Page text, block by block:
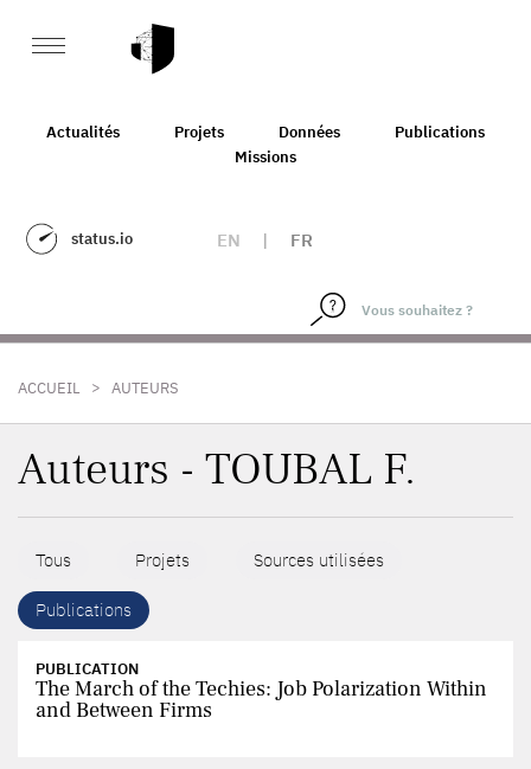
Actualités Projets Données
Publications
Missions
status.io EN | FR
ACCUEIL > AUTEURS
Auteurs - TOUBAL F.
Tous Projets Sources utilisées
Publications
PUBLICATION
The March of the Techies: Job Polarization Within
and Between Firms